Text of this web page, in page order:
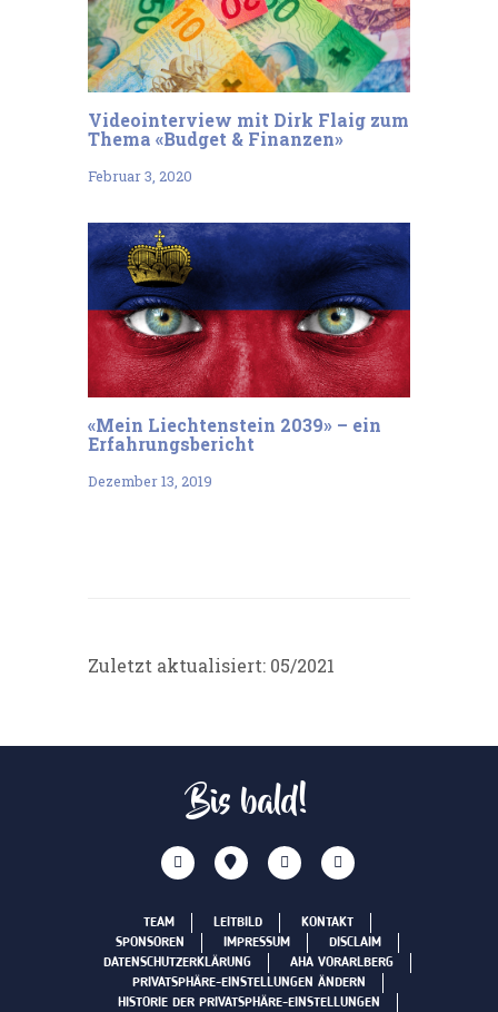
Videointerview mit Dirk Flaig zum
Thema «Budget & Finanzen»
Februar 3, 2020
«Mein Liechtenstein 2039» – ein
Erfahrungsbericht
Dezember 13, 2019
Zuletzt aktualisiert: 05/2021
Bis bald!
TEAM LEITBILD
KONTAKT
SPONSOREN
IMPRESSUM
DISCLAIM
DATENSCHUTZERKLÄRUNG
AHA VORARLBERG
PRIVATSPHÄRE-EINSTELLUNGEN ÄNDERN
HISTORIE DER PRIVATSPHÄRE-EINSTELLUNGEN